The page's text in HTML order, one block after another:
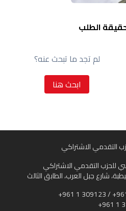
الطلب
لم تجد ما تبحث عنه؟
ابحث هنا
التقدمي الاشتراكي
للحزب التقدمي الاشتراكي
شارع جبل العرب، الطابق الثالث
+961 1 309123 /
+961 1